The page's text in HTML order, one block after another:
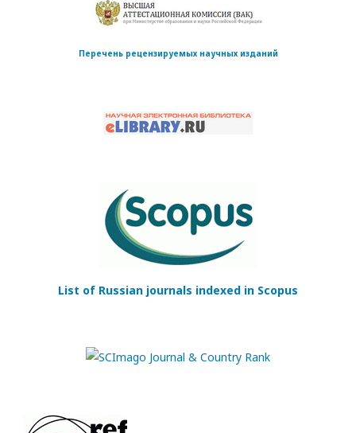
Перечень рецензируемых научных изданий
List of Russian journals indexed in Scopus